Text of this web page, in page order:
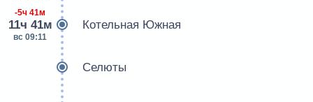
-5ч 41м
11ч 41м
вс 09:11
Котельная Южная
Селюты